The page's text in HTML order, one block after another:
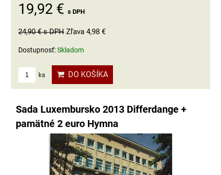
19,92 € s DPH
24,90 €s DPH Zľava 4,98 €
Dostupnosť:Skladom
ks DO KOŠÍKA
Sada Luxembursko 2013 Differdange +
pamätné 2 euro Hymna